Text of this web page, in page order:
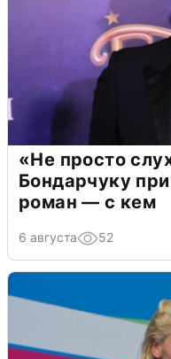
«Не просто
Бондарчуку
роман — с кем
6 августа 52